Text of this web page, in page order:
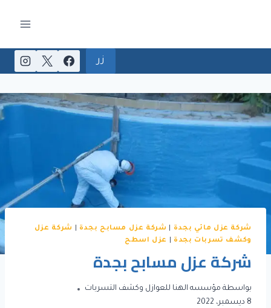
زر
شركة عزل مائي بجدة شركة عزل مسابح بجدة
شركة عزل
وكشف تسربات بجدة
عزل اسطح
شركة عزل مسابح بجدة
بواسطة مؤسسه الهنا للعوازل وكشف التسربات
8 ديسمبر، 2022